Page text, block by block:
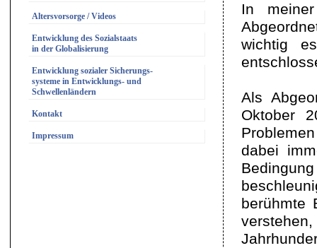
Altersvorsorge / Videos
Entwicklung des Sozialstaats
in der Globalisierung
Entwicklung sozialer Sicherungs-
systeme in Entwicklungs- und
Schwellenländern
Kontakt
Impressum
In
wichtig
Als
Oktober
dabei
berühmte